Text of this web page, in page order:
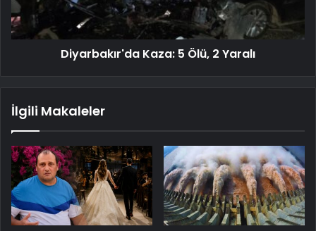
Diyarbakır'da Kaza: 5 Ölü, 2 Yaralı
İlgili Makaleler